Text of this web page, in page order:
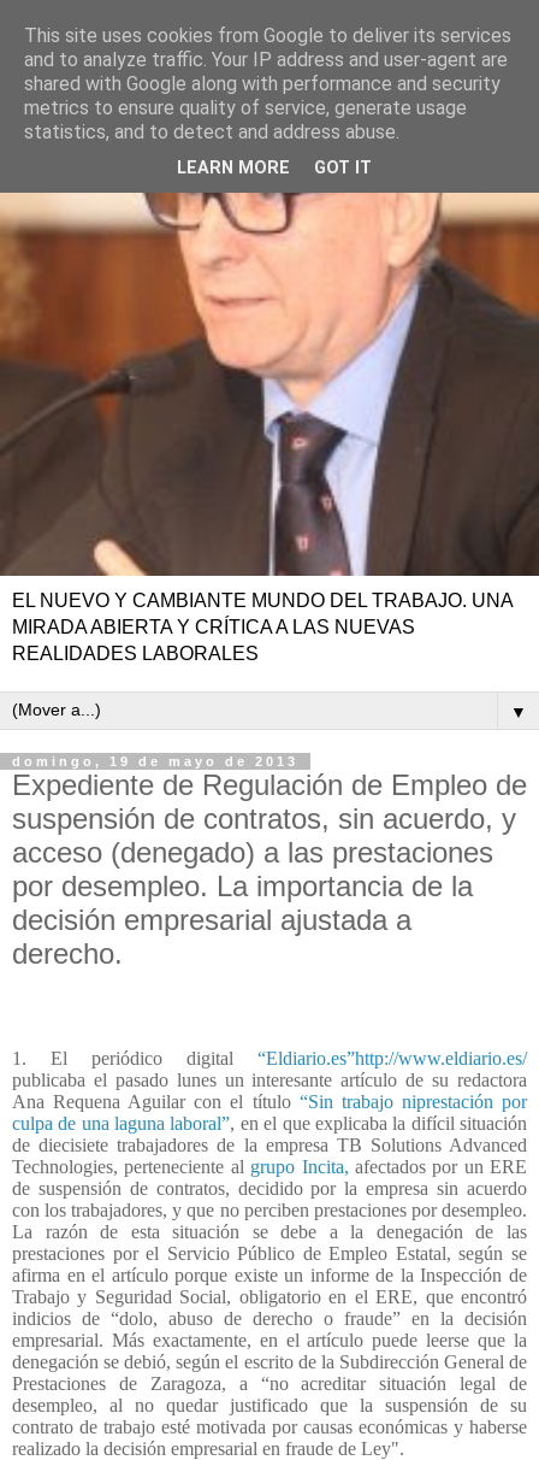
EL NUEVO Y CAMBIANTE MUNDO DEL TRABAJO. UNA
MIRADA ABIERTA Y CRÍTICA A LAS NUEVAS
REALIDADES LABORALES
▼
domingo, 19 de mayo de 2013
Expediente de Regulación de Empleo de
suspensión de contratos, sin acuerdo, y
acceso (denegado) a las prestaciones
por desempleo. La importancia de la
decisión empresarial ajustada a
derecho.
1. El periódico digital “Eldiario.es”http://www.eldiario.es/
publicaba el pasado lunes un interesante artículo de su redactora
Ana Requena Aguilar con el título “Sin trabajo niprestación por
culpa de una laguna laboral”, en el que explicaba la difícil situación
de diecisiete trabajadores de la empresa TB Solutions Advanced
Technologies, perteneciente al grupo Incita, afectados por un ERE
de suspensión de contratos, decidido por la empresa sin acuerdo
con los trabajadores, y que no perciben prestaciones por desempleo.
La razón de esta situación se debe a la denegación de las
prestaciones por el Servicio Público de Empleo Estatal, según se
afirma en el artículo porque existe un informe de la Inspección de
Trabajo y Seguridad Social, obligatorio en el ERE, que encontró
indicios de “dolo, abuso de derecho o fraude” en la decisión
empresarial. Más exactamente, en el artículo puede leerse que la
denegación se debió, según el escrito de la Subdirección General de
Prestaciones de Zaragoza, a “no acreditar situación legal de
desempleo, al no quedar justificado que la suspensión de su
contrato de trabajo esté motivada por causas económicas y haberse
realizado la decisión empresarial en fraude de Ley".
This site uses cookies from Google to deliver its services
and to analyze traffic. Your IP address and user-agent are
shared with Google along with performance and security
metrics to ensure quality of service, generate usage
statistics, and to detect and address abuse.
LEARN MORE GOT IT